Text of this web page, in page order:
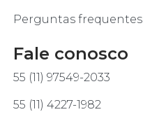
Perguntas frequentes
Fale conosco
55 (11) 97549-2033
55 (11) 4227-1982